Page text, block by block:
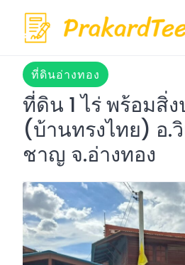
content
ที่ดินอ่างทอง
ที่ดิน 1 ไร่ พร้อมสิ่
(บ้านทรงไทย) อ.
ชาญ จ.อ่างทอง